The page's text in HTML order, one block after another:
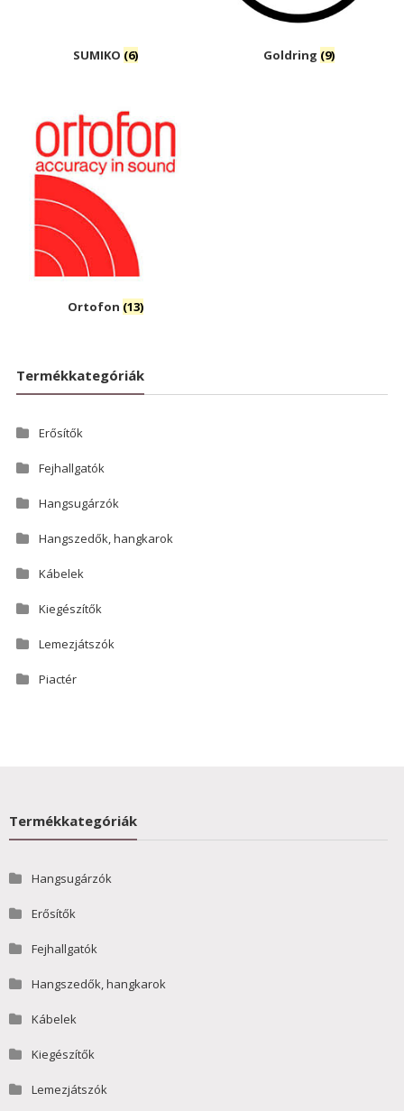
SUMIKO (6) Goldring (9)
Ortofon (13)
Termékkategóriák
Erősítők
Fejhallgatók
Hangsugárzók
Hangszedők, hangkarok
Kábelek
Kiegészítők
Lemezjátszók
Piactér
Termékkategóriák
Hangsugárzók
Erősítők
Fejhallgatók
Hangszedők, hangkarok
Kábelek
Kiegészítők
Lemezjátszók